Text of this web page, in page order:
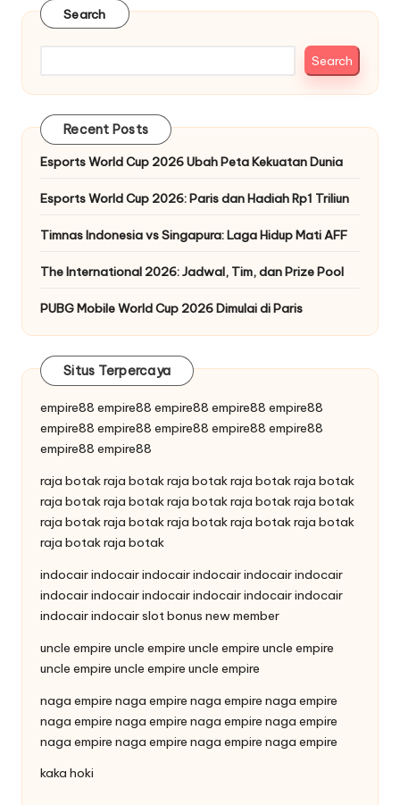
Search
Search
Recent Posts
Esports World Cup 2026 Ubah Peta Kekuatan Dunia
Esports World Cup 2026: Paris dan Hadiah Rp1 Triliun
Timnas Indonesia vs Singapura: Laga Hidup Mati AFF
The International 2026: Jadwal, Tim, dan Prize Pool
PUBG Mobile World Cup 2026 Dimulai di Paris
Situs Terpercaya
empire88 empire88 empire88 empire88 empire88
empire88 empire88 empire88 empire88 empire88
empire88 empire88
raja botakraja botakraja botakraja botakraja botak
raja botakraja botakraja botakraja botakraja botak
raja botakraja botakraja botakraja botakraja botak
raja botakraja botak
indocairindocairindocairindocairindocairindocair
indocairindocairindocairindocairindocairindocair
indocairindocairslot bonus new member
uncle empire uncle empire uncle empire uncle empire
uncle empire uncle empire uncle empire
naga empire naga empire naga empire naga empire
naga empire naga empire naga empire naga empire
naga empire naga empire naga empire naga empire
kaka hoki